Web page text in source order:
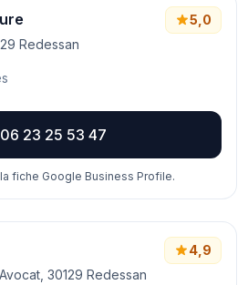
Redessan
5,0
06 23 25 53 47
fiche Google Business Profile.
30129 Redessan
4,9